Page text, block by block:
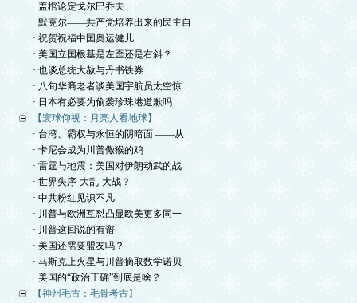
· 盖棺论定戈尔巴乔夫
· 默克尔——共产党培养出来的民主自
· 祝贺祝福中国奥运健儿
· 美国立国根基是左歪还是右斜？
· 也谈总统大赦与丹书铁券
· 八旬华裔老者谈美国宇航员太空惊
· 日本有必要为偷袭珍珠港道歉吗
【寰球仰视：月亮人看地球】
· 台湾、霸权与永恒的阴暗面 ——从
· 卡尼会成为川普儆猴的鸡
· 雷霆与地震：美国对伊朗动武的战
· 世界失序-大乱-大战？
· 中共粉红见识不凡
· 川普与欧洲互怼凸显欧美更多同一
· 川普这回说的有谱
· 美国还需要盟友吗？
· 马斯克上火星与川普摘取数学诺贝
· 美国的“政治正确”到底是啥？
【神州毛古：毛骨考古】